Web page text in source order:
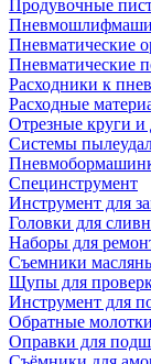
Продувочные
Пневматические
Пневматические
Расходники к
Расходные
Отрезные круги и
Системы
Специнструмент
Инструмент для
Головки для
Наборы для
Съемники
Щупы для
Инструмент для
Обратные молотки
Оправки для